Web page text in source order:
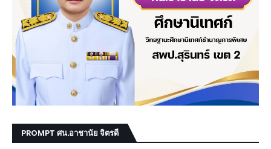
PROMPT ศน.อาชานัย จิตรดี